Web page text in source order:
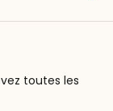
toutes les